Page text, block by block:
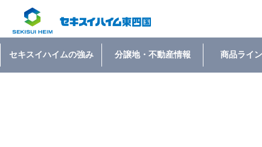
セキスイハイムの強み 分譲地・不動産情報 商品ライ